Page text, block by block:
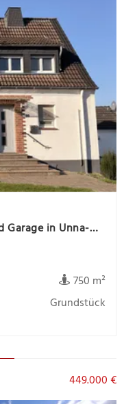
Doppelhaushälfte mit Garten und Garage in Unna-Massen
750 m²
Grundstück
449.000 €